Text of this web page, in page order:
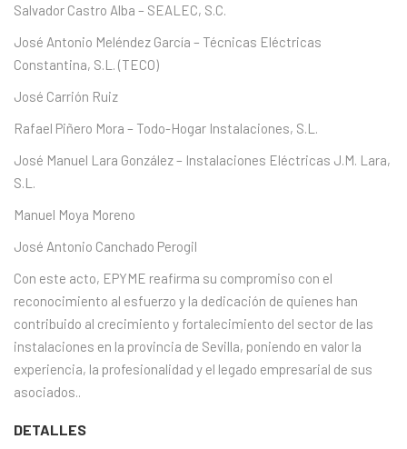
Salvador Castro Alba – SEALEC, S.C.
José Antonio Meléndez García – Técnicas Eléctricas
Constantina, S.L. (TECO)
José Carrión Ruiz
Rafael Piñero Mora – Todo-Hogar Instalaciones, S.L.
José Manuel Lara González – Instalaciones Eléctricas J.M. Lara,
S.L.
Manuel Moya Moreno
José Antonio Canchado Perogil
Con este acto, EPYME reafirma su compromiso con el
reconocimiento al esfuerzo y la dedicación de quienes han
contribuido al crecimiento y fortalecimiento del sector de las
instalaciones en la provincia de Sevilla, poniendo en valor la
experiencia, la profesionalidad y el legado empresarial de sus
asociados..
DETALLES